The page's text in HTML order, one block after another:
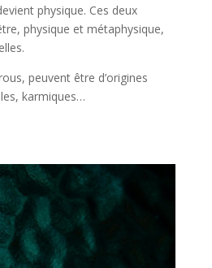
physique. Ces deux
physique et métaphysique,
peuvent être d’origines
karmiques…